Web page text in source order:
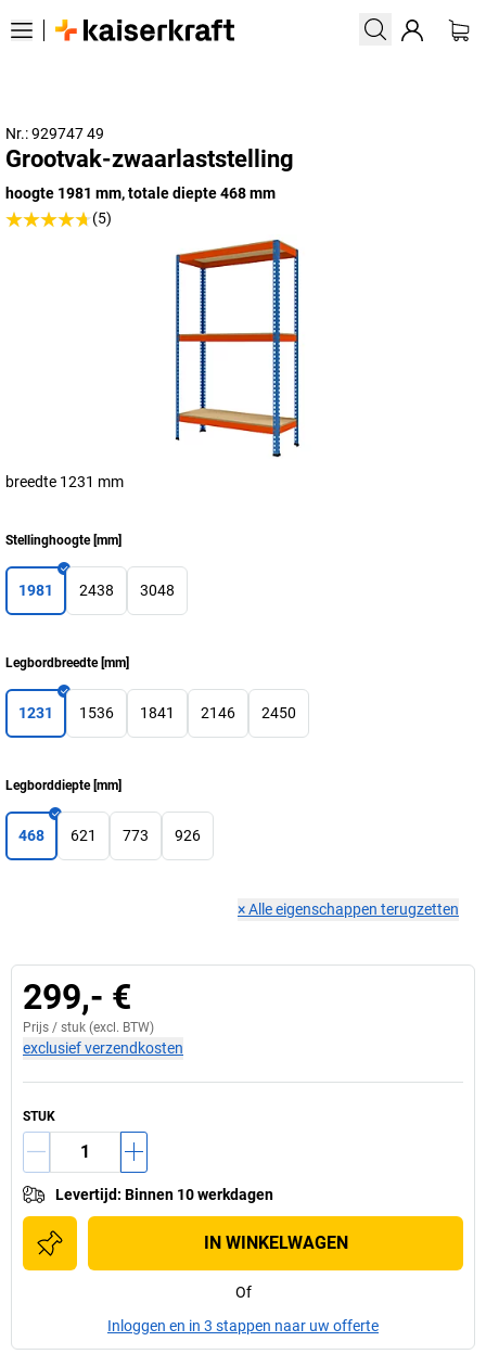
Nr.: 929747 49
Grootvak-zwaarlaststelling
hoogte 1981 mm, totale diepte 468 mm
(5)
breedte 1231 mm
Stellinghoogte[mm]
1981 2438 3048
Legbordbreedte[mm]
1231 1536 1841 2146 2450
Legborddiepte[mm]
468 621 773 926
×Alle eigenschappen terugzetten
299,- €
Prijs / stuk (excl. BTW)
exclusief verzendkosten
STUK
Levertijd: Binnen 10 werkdagen
IN WINKELWAGEN
Of
Inloggen en in 3 stappen naar uw offerte